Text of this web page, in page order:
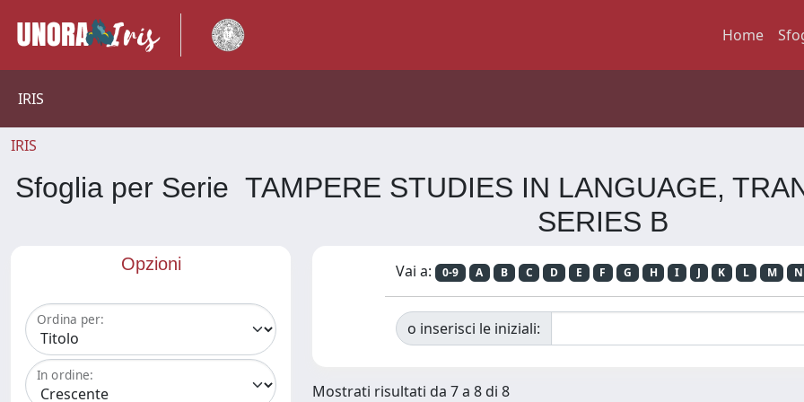
Home
IRIS
IRIS
Sfoglia per Serie TAMPERE STUDIES IN LANGUAGE,
SERIES B
Opzioni
Ordina per:
In ordine:
Vai a: 0-9 A B C D E F G H I J K L M N
o inserisci le iniziali:
Mostrati risultati da 7 a 8 di 8